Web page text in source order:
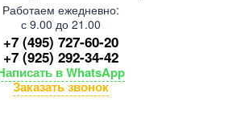
Работаем ежедневно:
с 9.00 до 21.00
+7 (495) 727-60-20
+7 (925) 292-34-42
в WhatsApp
Заказать звонок